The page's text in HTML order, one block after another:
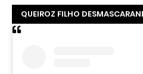
QUEIROZ FILHO